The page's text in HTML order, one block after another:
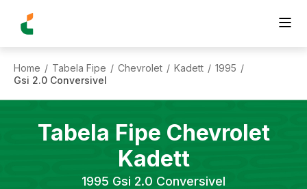
Home / Tabela Fipe / Chevrolet / Kadett / 1995 /
Gsi 2.0 Conversivel
Tabela Fipe Chevrolet
Kadett
1995 Gsi 2.0 Conversivel